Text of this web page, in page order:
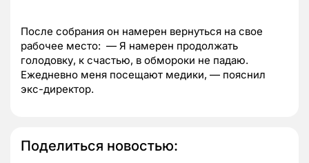
После собрания он намерен вернуться на свое
рабочее место: — Я намерен продолжать
голодовку, к счастью, в обмороки не падаю.
Ежедневно меня посещают медики, — пояснил
экс-директор.
Поделиться новостью: